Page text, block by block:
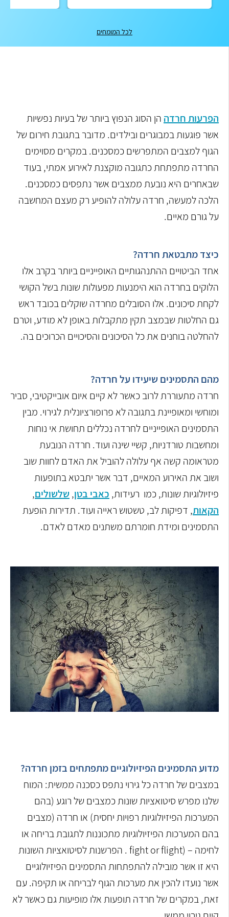
לכל המומחים
הפרעות חרדה הן הסוג הנפוץ ביותר של בעיות נפשיות
אשר פוגעות במבוגרים ובילדים. מדובר בתגובת חירום של
הגוף למצבים המתפרשים כמסכנים. במקרים מסוימים
החרדה מתפתחת כתגובה מוקצנת לאירוע אמתי, בעוד
שבאחרים היא נובעת ממצבים אשר נתפסים כמסכנים.
הלכה למעשה, חרדה עלולה להופיע רק מעצם המחשבה
על גורם מאיים.
כיצד מתבטאת חרדה?
אחד הביטויים ההתנהגותיים האופייניים ביותר בקרב אלו
הלוקים בחרדה הוא הימנעות מפעולות שונות בשל הקושי
לקחת סיכונים. אלו הסובלים מחרדה שוקלים בכובד ראש
גם החלטות שבמצב תקין מתקבלות באופן לא מודע, וטרם
להחלטה בוחנים את כל הסיכונים והסיכויים הכרוכים בה.
מהם התסמינים שיעידו על חרדה?
חרדה מתעוררת לרוב כאשר לא קיים איום אובייקטיבי, סביר
ומוחשי ומאופיינת בתגובה לא פרופורציונלית לגירוי. מבין
התסמינים האופייניים לחרדה נכללים תחושת אי נוחות
ומחשבות טורדניות, קשיי שינה ועוד. חרדה הנובעת
מטראומה קשה אף עלולה להוביל את האדם לחוות שוב
ושוב את האירוע המאיים, דבר אשר יתבטא בתופעות
פיזיולוגיות שונות, כמו רעידות, כאבי בטן, שלשולים,
הקאות, דפיקות לב, טשטוש ראייה ועוד. תדירות הופעת
התסמינים ומידת חומרתם משתנים מאדם לאדם.
מדוע התסמינים הפיזיולוגיים מתפתחים בזמן חרדה?
במצבים של חרדה כל גירוי נתפס כסכנה ממשית: המוח
שלנו מפרש סיטואציות שונות כמצבים של רוגע (בהם
המערכות הפיזיולוגיות רפויות יחסית) או חרדה (מצבים
בהם המערכות הפיזיולוגיות מתכוננות לתגובת בריחה או
לחימה – (fight or flight . הפרשנות לסיטואציות השונות
היא זו אשר מובילה להתפתחות התסמינים הפיזיולוגיים
אשר נועדו להכין את מערכות הגוף לבריחה או תקיפה. עם
זאת, במקרים של חרדה תופעות אלו מופיעות גם כאשר לא